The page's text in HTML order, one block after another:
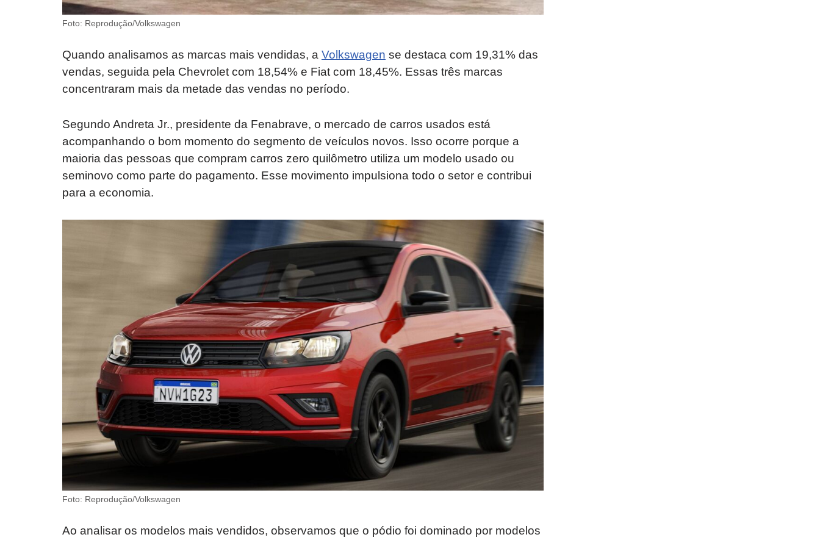
Foto: Reprodução/Volkswagen
Quando analisamos as marcas mais vendidas, a Volkswagen se destaca com 19,31% das
vendas, seguida pela Chevrolet com 18,54% e Fiat com 18,45%. Essas três marcas
concentraram mais da metade das vendas no período.
Segundo Andreta Jr., presidente da Fenabrave, o mercado de carros usados está
acompanhando o bom momento do segmento de veículos novos. Isso ocorre porque a
maioria das pessoas que compram carros zero quilômetro utiliza um modelo usado ou
seminovo como parte do pagamento. Esse movimento impulsiona todo o setor e contribui
para a economia.
Foto: Reprodução/Volkswagen
Ao analisar os modelos mais vendidos, observamos que o pódio foi dominado por modelos